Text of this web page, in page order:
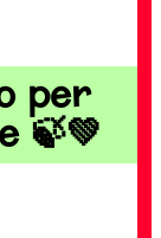
per
🍃💚